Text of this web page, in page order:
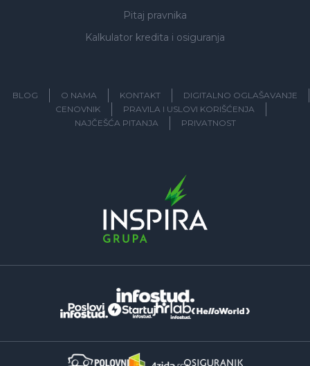
Pitaj pravnika
Kalkulator kredita i osiguranja
BLOG O NAMA KONTAKT
DIGITALNO OGLAŠAVANJE
CENOVNIK
PRAVILA I USLOVI KORIŠĆENJA
NAJČEŠĆA PITANJA
PRIVATNOST